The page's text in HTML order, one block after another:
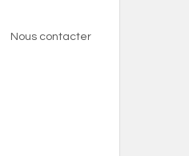
Nous contacter